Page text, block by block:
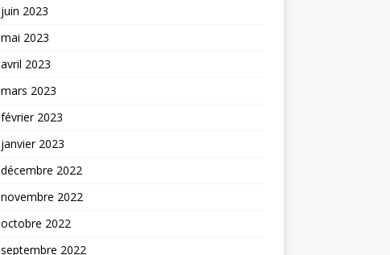
juin 2023
mai 2023
avril 2023
mars 2023
février 2023
janvier 2023
décembre 2022
novembre 2022
octobre 2022
septembre 2022